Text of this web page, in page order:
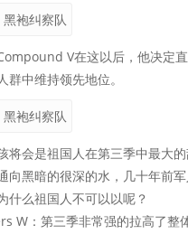
V在这以后，他决定
群中维持领先地位。
将会是祖国人在第三季中最大
向黑暗的很深的水，几十年前
什么祖国人不可以以呢？
W：第三季非常强的拉高了整